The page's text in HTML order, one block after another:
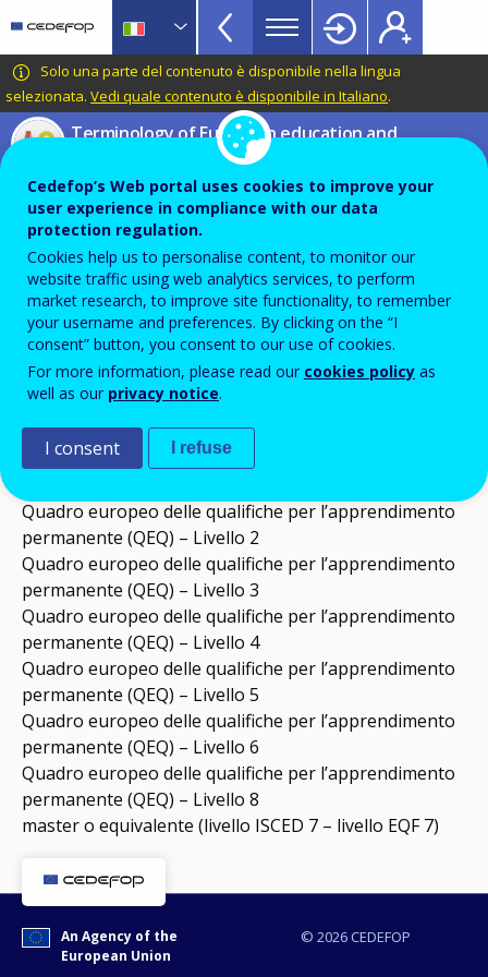
main
content
CEDEFOP
European
Centre
for
the
Vocational
Training
VET
Glossary
menu
TopBar
Solo una parte del contenuto è disponibile nella lingua
selezionata. Vedi quale contenuto è disponibile in Italiano.
Terminology of European education and
Quadro europeo delle
qualifiche per
l’apprendimento permanente
(QEQ) – Livello 7
Termini collegati
Quadro europeo delle qualifiche per l’apprendimento
permanente (QEQ)
Quadro europeo delle qualifiche per l’apprendimento
Quadro europeo delle qualifiche per l’apprendimento
permanente (QEQ) – Livello 2
Quadro europeo delle qualifiche per l’apprendimento
permanente (QEQ) – Livello 3
Quadro europeo delle qualifiche per l’apprendimento
permanente (QEQ) – Livello 4
Quadro europeo delle qualifiche per l’apprendimento
permanente (QEQ) – Livello 5
Quadro europeo delle qualifiche per l’apprendimento
permanente (QEQ) – Livello 6
Quadro europeo delle qualifiche per l’apprendimento
permanente (QEQ) – Livello 8
master o equivalente (livello ISCED 7 – livello EQF 7)
© 2026 CEDEFOP
An Agency of the
European Union
Cedefop’s Web portal uses cookies to improve your
user experience in compliance with our data
protection regulation.
Cookies help us to personalise content, to monitor our
website traffic using web analytics services, to perform
market research, to improve site functionality, to remember
your username and preferences. By clicking on the “I
consent” button, you consent to our use of cookies.
For more information, please read our cookies policy as
well as our privacy notice.
I consent I refuse